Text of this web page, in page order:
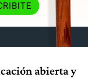
abierta y